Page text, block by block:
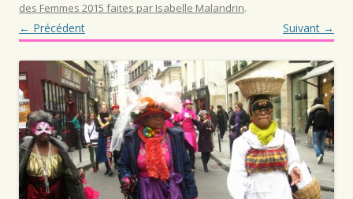
des Femmes 2015 faites par Isabelle Malandrin.
← Précédent Suivant →